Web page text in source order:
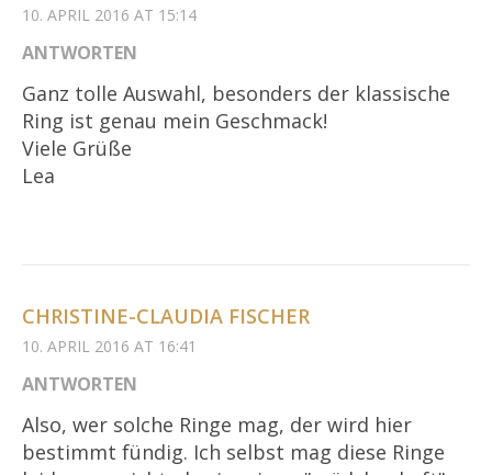
10. APRIL 2016 AT 15:14
ANTWORTEN
Ganz tolle Auswahl, besonders der klassische
Ring ist genau mein Geschmack!
Viele Grüße
Lea
CHRISTINE-CLAUDIA FISCHER
10. APRIL 2016 AT 16:41
ANTWORTEN
Also, wer solche Ringe mag, der wird hier
bestimmt fündig. Ich selbst mag diese Ringe